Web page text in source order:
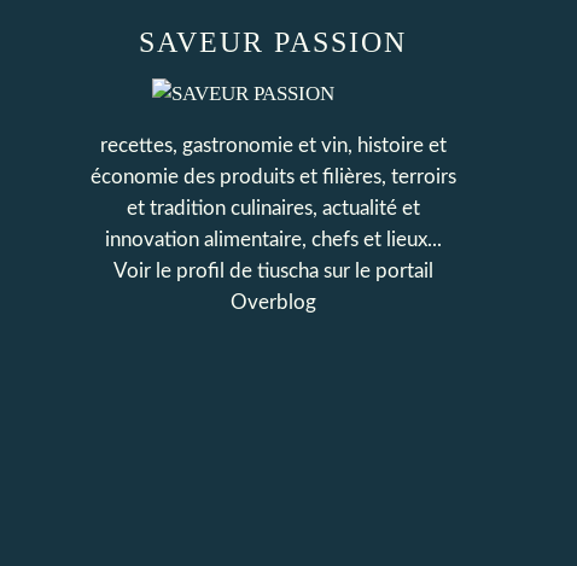
SAVEUR PASSION
recettes, gastronomie et vin, histoire et
économie des produits et filières, terroirs
et tradition culinaires, actualité et
innovation alimentaire, chefs et lieux...
Voir le profil de tiuschasur le portail
Overblog